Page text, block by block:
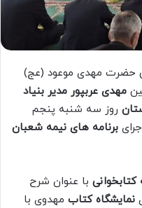
حضرت مهدی موعود (عج)
مهدی عربپور مدیر بنیاد
روز سه شنبه پنجم
برنامه های نیمه شعبان
با عنوان شرح
نمایشگاه کتاب مهدوی با